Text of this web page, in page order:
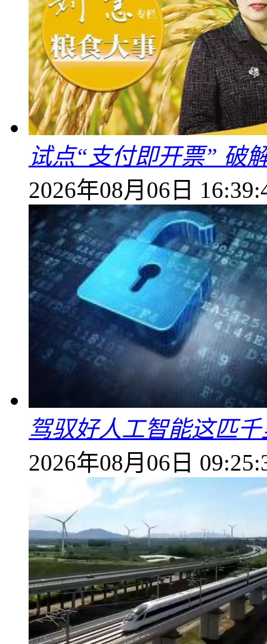
试点“支付即开票” 破
2026年08月06日
驾驭好人工智能这匹
2026年08月06日